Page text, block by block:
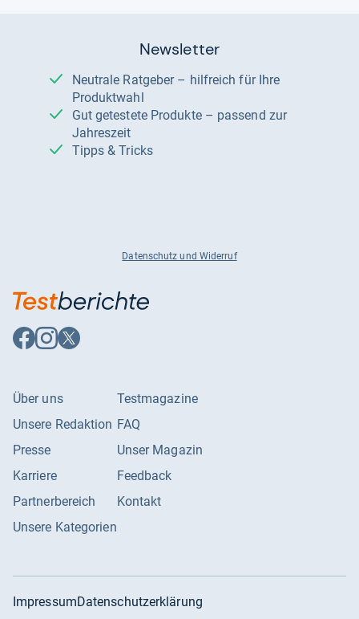
Newsletter
Neutrale Ratgeber – hilfreich für Ihre
Produktwahl
Gut getestete Produkte – passend zur
Jahreszeit
Tipps & Tricks
Datenschutz und Widerruf
Auf
Facebook
Auf
Instagram
Auf
X
Über uns
Unsere Redaktion
Presse
Karriere
Partnerbereich
Unsere Kategorien
Testmagazine
FAQ
Unser Magazin
Feedback
Kontakt
ImpressumDatenschutzerklärung